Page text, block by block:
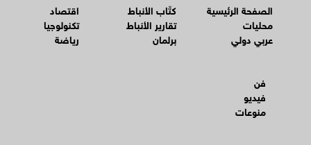
الصفحة الرئيسية
محليات
عربي دولي
كتّاب الأنباط
تقارير الأنباط
برلمان
اقتصاد
تكنولوجيا
رياضة
فن
فيديو
منوعات